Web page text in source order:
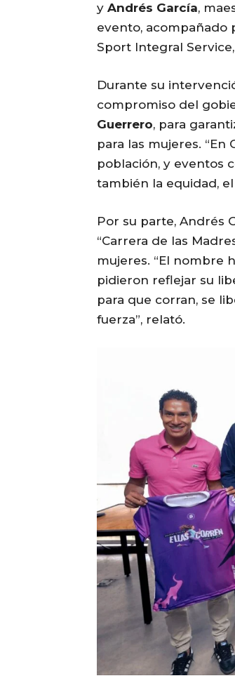
y Andrés García,
evento, acompañado
Sport Integral
Durante su
compromiso del
Guerrero, para
para las mujeres. “En
población, y eventos
también la equidad,
Por su parte, Andrés
“Carrera de las
mujeres. “El nombre
pidieron reflejar su
para que corran, se
fuerza”, relató.